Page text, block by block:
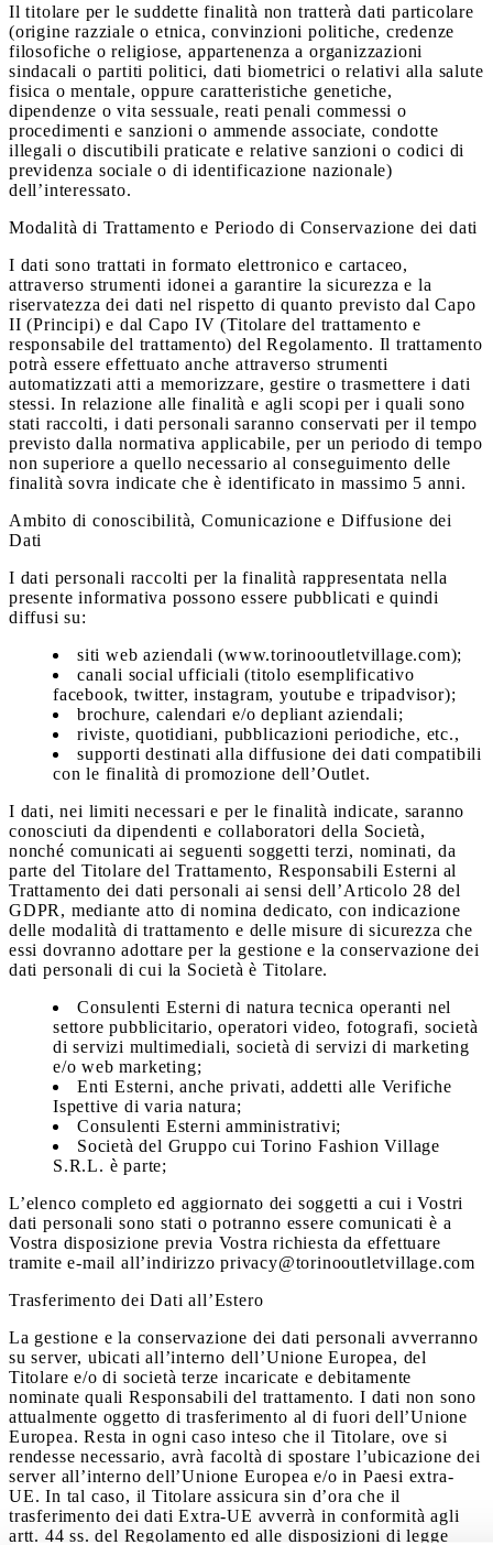
Il titolare per le suddette finalità non tratterà dati particolare
(origine razziale o etnica, convinzioni politiche, credenze
filosofiche o religiose, appartenenza a organizzazioni
sindacali o partiti politici, dati biometrici o relativi alla salute
fisica o mentale, oppure caratteristiche genetiche,
dipendenze o vita sessuale, reati penali commessi o
procedimenti e sanzioni o ammende associate, condotte
illegali o discutibili praticate e relative sanzioni o codici di
previdenza sociale o di identificazione nazionale)
dell’interessato.
Modalità di Trattamento e Periodo di Conservazione dei dati
I dati sono trattati in formato elettronico e cartaceo,
attraverso strumenti idonei a garantire la sicurezza e la
riservatezza dei dati nel rispetto di quanto previsto dal Capo
II (Principi) e dal Capo IV (Titolare del trattamento e
responsabile del trattamento) del Regolamento. Il trattamento
potrà essere effettuato anche attraverso strumenti
automatizzati atti a memorizzare, gestire o trasmettere i dati
stessi. In relazione alle finalità e agli scopi per i quali sono
stati raccolti, i dati personali saranno conservati per il tempo
previsto dalla normativa applicabile, per un periodo di tempo
non superiore a quello necessario al conseguimento delle
finalità sovra indicate che è identificato in massimo 5 anni.
Ambito di conoscibilità, Comunicazione e Diffusione dei
Dati
I dati personali raccolti per la finalità rappresentata nella
presente informativa possono essere pubblicati e quindi
diffusi su:
siti web aziendali (www.torinooutletvillage.com);
canali social ufficiali (titolo esemplificativo
facebook, twitter, instagram, youtube e tripadvisor);
brochure, calendari e/o depliant aziendali;
riviste, quotidiani, pubblicazioni periodiche, etc.,
supporti destinati alla diffusione dei dati compatibili
con le finalità di promozione dell’Outlet.
I dati, nei limiti necessari e per le finalità indicate, saranno
conosciuti da dipendenti e collaboratori della Società,
nonché comunicati ai seguenti soggetti terzi, nominati, da
parte del Titolare del Trattamento, Responsabili Esterni al
Trattamento dei dati personali ai sensi dell’Articolo 28 del
GDPR, mediante atto di nomina dedicato, con indicazione
delle modalità di trattamento e delle misure di sicurezza che
essi dovranno adottare per la gestione e la conservazione dei
dati personali di cui la Società è Titolare.
Consulenti Esterni di natura tecnica operanti nel
settore pubblicitario, operatori video, fotografi, società
di servizi multimediali, società di servizi di marketing
e/o web marketing;
Enti Esterni, anche privati, addetti alle Verifiche
Ispettive di varia natura;
Consulenti Esterni amministrativi;
Società del Gruppo cui Torino Fashion Village
S.R.L. è parte;
L’elenco completo ed aggiornato dei soggetti a cui i Vostri
dati personali sono stati o potranno essere comunicati è a
Vostra disposizione previa Vostra richiesta da effettuare
tramite e-mail all’indirizzo privacy@torinooutletvillage.com
Trasferimento dei Dati all’Estero
La gestione e la conservazione dei dati personali avverranno
su server, ubicati all’interno dell’Unione Europea, del
Titolare e/o di società terze incaricate e debitamente
nominate quali Responsabili del trattamento. I dati non sono
attualmente oggetto di trasferimento al di fuori dell’Unione
Europea. Resta in ogni caso inteso che il Titolare, ove si
rendesse necessario, avrà facoltà di spostare l’ubicazione dei
server all’interno dell’Unione Europea e/o in Paesi extra-
UE. In tal caso, il Titolare assicura sin d’ora che il
trasferimento dei dati Extra-UE avverrà in conformità agli
artt. 44 ss. del Regolamento ed alle disposizioni di legge